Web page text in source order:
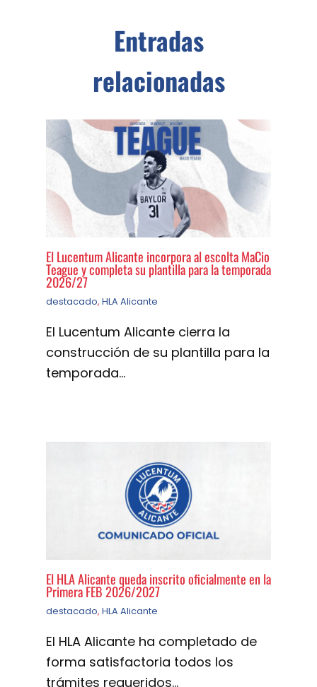
Entradas
relacionadas
El Lucentum Alicante incorpora al escolta MaCio
Teague y completa su plantilla para la temporada
2026/27
destacado, HLA Alicante
El Lucentum Alicante cierra la
construcción de su plantilla para la
temporada…
El HLA Alicante queda inscrito oficialmente en la
Primera FEB 2026/2027
destacado, HLA Alicante
El HLA Alicante ha completado de
forma satisfactoria todos los
trámites requeridos…